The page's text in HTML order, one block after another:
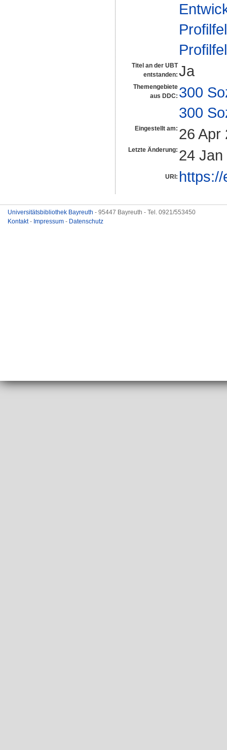
Titel an der UBT
entstanden: Ja
Themengebiete
aus DDC: 300
300
Eingestellt am: 26 Apr
Letzte Änderung: 24
URI:
Universitätsbibliothek Bayreuth - 95447 Bayreuth - Tel. 0921/553450
Kontakt- Impressum - Datenschutz